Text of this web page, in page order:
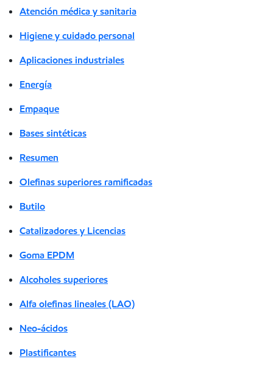
Atención médica y sanitaria
Higiene y cuidado personal
Aplicaciones industriales
Energía
Empaque
Bases sintéticas
Resumen
Olefinas superiores ramificadas
Butilo
Catalizadores y Licencias
Goma EPDM
Alcoholes superiores
Alfa olefinas lineales (LAO)
Neo-ácidos
Plastificantes